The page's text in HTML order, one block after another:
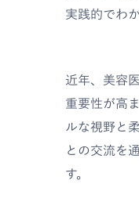
実践的でわ
近年、美容
重要性が高
ルな視野と
との交流を
す。